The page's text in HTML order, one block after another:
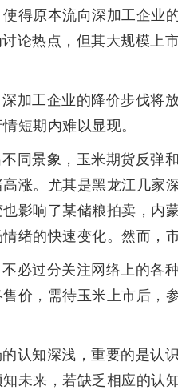
得原本流向深加工企业
论热点，但其大规模上
加工企业的降价步伐将
短期内难以显现。
同景象，玉米期货反弹
涨。尤其是黑龙江几家
影响了某储粮拍卖，内
绪的快速变化。然而，
必过分关注网络上的各
价，需待玉米上市后，
认知深浅，重要的是认
未来，若缺乏相应的认